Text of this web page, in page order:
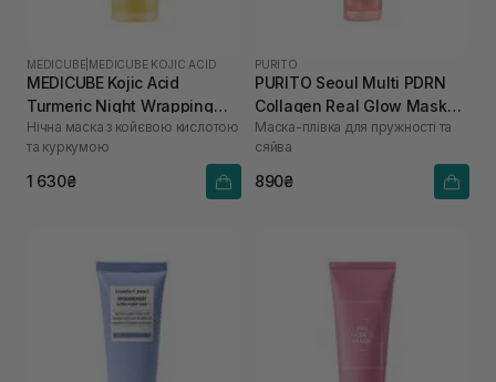
MEDICUBE MEDICUBE KOJIC ACID
MEDICUBE Kojic Acid
Turmeric Night Wrapping
Mask 75 мл
Нічна маска з койєвою кислотою
та куркумою
1 630₴
PURITO
PURITO Seoul Multi PDRN
Collagen Real Glow Mask
100 мл
Маска-плівка для пружності та
сяйва
890₴